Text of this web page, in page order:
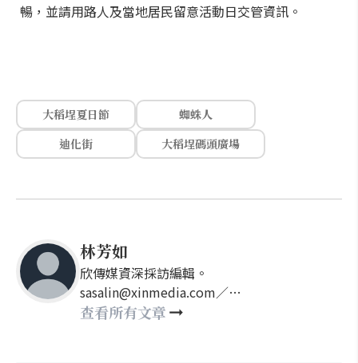
暢，並請用路人及當地居民留意活動日交管資訊。
大稻埕夏日節
蜘蛛人
迪化街
大稻埕碼頭廣場
林芳如
欣傳媒資深採訪編輯。
sasalin@xinmedia.com／
happy21917@gmail.com
查看所有文章